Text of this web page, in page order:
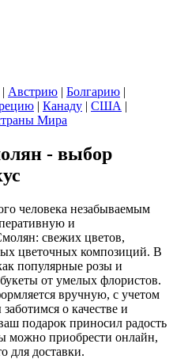
| Австрию | Болгарию |
| Канаду | США |
Мира
- выбор
человека незабываемым
и
свежих цветов,
цветочных композиций. В
популярные розы и
от умелых флористов.
вручную, с учетом
о качестве и
подарок приносил радость
можно приобрести онлайн,
для доставки.